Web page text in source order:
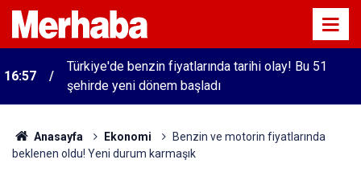
16:57
Türkiye'de benzin fiyatlarında tarihi olay! Bu 51
şehirde yeni dönem başladı
Anasayfa Ekonomi
Benzin ve motorin fiyatlarında
beklenen oldu! Yeni durum karmaşık